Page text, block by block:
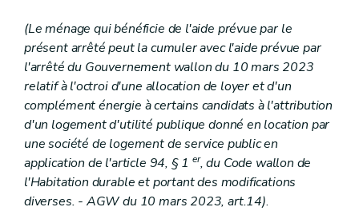
(Le ménage qui bénéficie de l'aide prévue par le
présent arrêté peut la cumuler avec l'aide prévue par
l'arrêté du Gouvernement wallon du 10 mars 2023
relatif à l'octroi d'une allocation de loyer et d'un
complément énergie à certains candidats à l'attribution
d'un logement d'utilité publique donné en location par
une société de logement de service public en
application de l'article 94, § 1er, du Code wallon de
l'Habitation durable et portant des modifications
diverses. - AGW du 10 mars 2023, art.14).